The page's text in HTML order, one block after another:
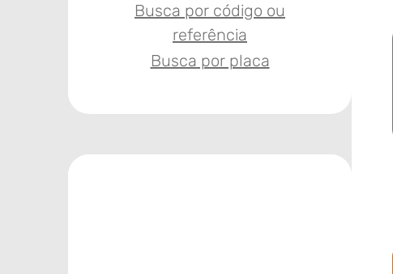
Busca por código ou
referência
Busca por placa